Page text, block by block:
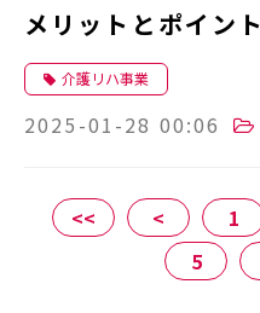
メリットとポイント
介護リハ事業
2025-01-28 00:06
<< < 1
5